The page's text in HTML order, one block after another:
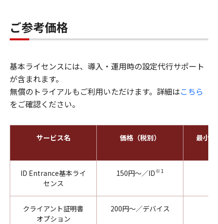
ご参考価格
基本ライセンスには、導入・運用時の設定代行サポート
が含まれます。
無償のトライアルもご利用いただけます。詳細はこちら
をご確認ください。
サービス名 価格（税別） 最小
ID Entrance基本ライ
センス
150円～／ID※1
クライアント証明書
オプション
200円～／デバイス